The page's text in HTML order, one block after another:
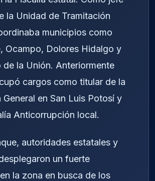
la Unidad de Tramitación
municipios como
Ocampo, Dolores Hidalgo y
de la Unión. Anteriormente
cargos como titular de la
General en San Luis Potosí y
Anticorrupción local.
autoridades estatales y
un fuerte
la zona en busca de los